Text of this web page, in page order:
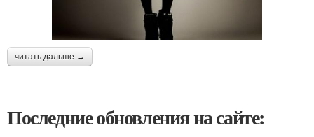
читать дальше →
Последние обновления на сайте: